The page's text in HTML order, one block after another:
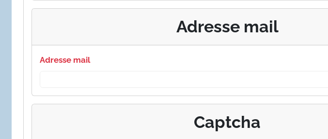
Adresse mail
Adresse mail
Captcha